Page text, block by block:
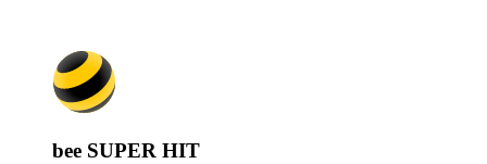
bee SUPER HIT